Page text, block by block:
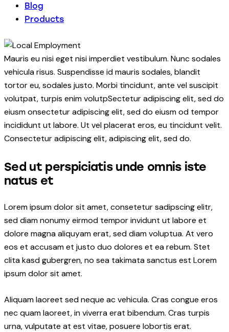
Blog
Products
Mauris eu nisi eget nisi imperdiet vestibulum. Nunc sodales
vehicula risus. Suspendisse id mauris sodales, blandit
tortor eu, sodales justo. Morbi tincidunt, ante vel suscipit
volutpat, turpis enim volutpSectetur adipiscing elit, sed do
eiusm onsectetur adipiscing elit, sed do eiusm od tempor
incididunt ut labore. Ut vel placerat eros, eu tincidunt velit.
Consectetur adipiscing elit, adipiscing elit, sed do.
Sed ut perspiciatis unde omnis iste
natus et
Lorem ipsum dolor sit amet, consetetur sadipscing elitr,
sed diam nonumy eirmod tempor invidunt ut labore et
dolore magna aliquyam erat, sed diam voluptua. At vero
eos et accusam et justo duo dolores et ea rebum. Stet
clita kasd gubergren, no sea takimata sanctus est Lorem
ipsum dolor sit amet.
Aliquam laoreet sed neque ac vehicula. Cras congue eros
nec quam laoreet, in viverra erat bibendum. Cras turpis
urna, vulputate at est vitae, posuere lobortis erat.